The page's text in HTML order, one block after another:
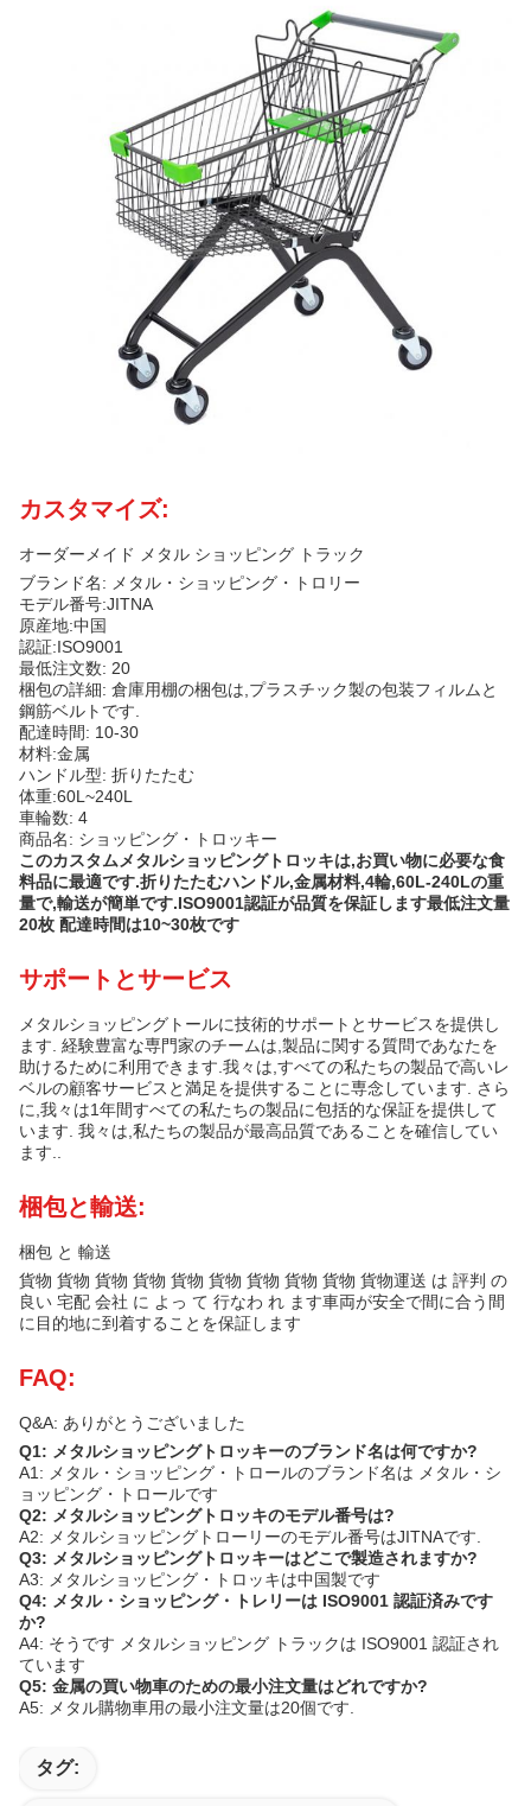
カスタマイズ:
オーダーメイド メタル ショッピング トラック
ブランド名: メタル・ショッピング・トロリー
モデル番号:JITNA
原産地:中国
認証:ISO9001
最低注文数: 20
梱包の詳細: 倉庫用棚の梱包は,プラスチック製の包装フィルムと
鋼筋ベルトです.
配達時間: 10-30
材料:金属
ハンドル型: 折りたたむ
体重:60L~240L
車輪数: 4
商品名: ショッピング・トロッキー
このカスタムメタルショッピングトロッキは,お買い物に必要な食
料品に最適です.折りたたむハンドル,金属材料,4輪,60L-240Lの重
量で,輸送が簡単です.ISO9001認証が品質を保証します最低注文量
20枚 配達時間は10~30枚です
サポートとサービス
メタルショッピングトールに技術的サポートとサービスを提供し
ます. 経験豊富な専門家のチームは,製品に関する質問であなたを
助けるために利用できます.我々は,すべての私たちの製品で高いレ
ベルの顧客サービスと満足を提供することに専念しています. さら
に,我々は1年間すべての私たちの製品に包括的な保証を提供して
います. 我々は,私たちの製品が最高品質であることを確信してい
ます..
梱包と輸送:
梱包 と 輸送
貨物 貨物 貨物 貨物 貨物 貨物 貨物 貨物 貨物 貨物運送 は 評判 の
良い 宅配 会社 に よっ て 行なわ れ ます車両が安全で間に合う間
に目的地に到着することを保証します
FAQ:
Q&A: ありがとうございました
Q1: メタルショッピングトロッキーのブランド名は何ですか?
A1: メタル・ショッピング・トロールのブランド名は メタル・シ
ョッピング・トロールです
Q2: メタルショッピングトロッキのモデル番号は?
A2: メタルショッピングトローリーのモデル番号はJITNAです.
Q3: メタルショッピングトロッキーはどこで製造されますか?
A3: メタルショッピング・トロッキは中国製です
Q4: メタル・ショッピング・トレリーは ISO9001 認証済みです
か?
A4: そうです メタルショッピング トラックは ISO9001 認証され
ています
Q5: 金属の買い物車のための最小注文量はどれですか?
A5: メタル購物車用の最小注文量は20個です.
タグ: